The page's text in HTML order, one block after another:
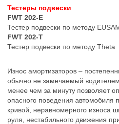
Тестеры подвески
FWT 202-E
Тестер подвески по методу
FWT 202-T
Тестер подвески по методу Theta
Износ амортизаторов –
обычно не замечаемый
менее чем за минуту позволяет
опасного поведения автомобиля
кривой, неравномерного износа
руля, нестабильного движения